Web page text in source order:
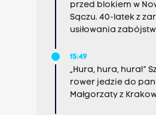
przed blokiem w
Sączu. 40-latek z
usiłowania
15:49
„Hura, hura, hura!”
rower jedzie do
Małgorzaty z